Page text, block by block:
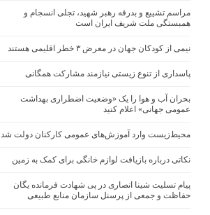
مراسم تشییع و بدرقه رهبر شهید، تجلی انسجام و
همبستگی ملت شریف ایران است
نیمی از کودکان جهان در معرض ۳ خطر اقلیمی هستند
پاسداری از تنوع زیستی نیازمند مشارکت همگانی
بحران آب و هوا را یک «وضعیت اضطراری بهداشت
عمومی جهانی» اعلام کنید
محیط‌زیست وارد آموزش‌های عمومی کارکنان دولت شد
نکاتی درباره بازیافت لوازم خانگی برای کمک به زمین
پیام تسلیت شینا انصاری در پی شهادت فرمانده یگان
حفاظت و جمعی از پرسنل سازمان منابع طبیعی